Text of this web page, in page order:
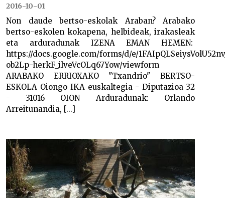
2016-10-01
Non daude bertso-eskolak Araban? Arabako
bertso-eskolen kokapena, helbideak, irakasleak
eta arduradunak IZENA EMAN HEMEN:
https://docs.google.com/forms/d/e/
ob2Lp-herkF_ilveVcOLq67Yow/viewform
ARABAKO ERRIOXAKO "Txandrio" BERTSO-
ESKOLA Oiongo IKA euskaltegia - Diputazioa 32
- 31016 OION Arduradunak: Orlando
Arreitunandia, [...]